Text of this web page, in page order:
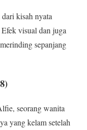
kisah nyata
visual dan juga
sepanjang
seorang wanita
yang kelam setelah